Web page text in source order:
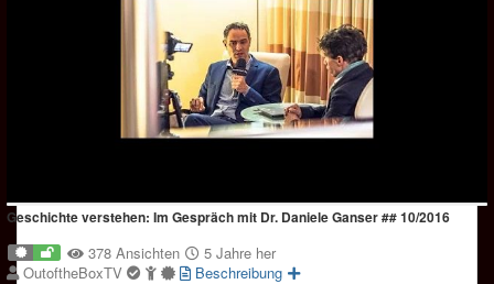
Geschichte verstehen: Im Gespräch mit Dr. Daniele Ganser ## 10/2016
378 Ansichten
5 Jahre her
OutoftheBoxTV
Beschreibung